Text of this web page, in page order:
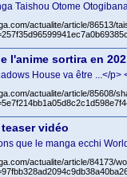
Taishou Otome
actualite/article/86513/
l'anime sortira en
House va être ...</
actualite/article/85608/
vidéo
que le manga ecchi
actualite/article/84173/